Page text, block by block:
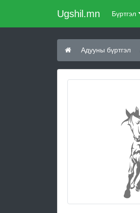
Ugshil.mn Бүртгэл
Адууны бүртгэл